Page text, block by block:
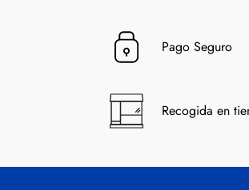
Pago Seguro
Recogida en